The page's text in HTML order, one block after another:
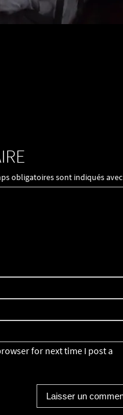
obligatoires sont indiqués avec
for next time I post a